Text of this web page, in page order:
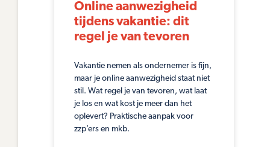
Online aanwezigheid
tijdens vakantie: dit
regel je van tevoren
Vakantie nemen als ondernemer is fijn,
maar je online aanwezigheid staat niet
stil. Wat regel je van tevoren, wat laat
je los en wat kost je meer dan het
oplevert? Praktische aanpak voor
zzp’ers en mkb.